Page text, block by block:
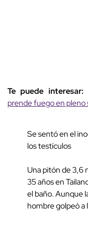
Te puede interesar:
prende fuego en pleno
Se sentó en el
los testículos
Una pitón de 3,6
35 años en
el baño. Aunque
hombre golpeó a